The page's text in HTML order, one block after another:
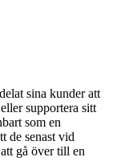
sina kunder att
supportera sitt
som en
de senast vid
gå över till en